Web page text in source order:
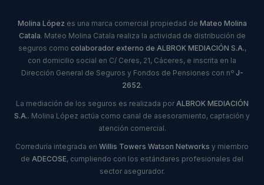
Molina López es una marca comercial propiedad de Mateo Molina
Catala. Mateo Molina Catala realiza la actividad de distribución de
seguros como colaborador externo de ALBROK MEDIACIÓN S.A.,
con domicilio social en C/ Ceres, 21, Cáceres, e inscrita en la
Dirección General de Seguros y Fondos de Pensiones con nº J-
2652.
La mediación de los seguros es realizada por ALBROK MEDIACIÓN
S.A.. Molina López actúa como canal de asesoramiento, captación y
atención comercial.
Correduría integrada en Willis Towers Watson Networks y miembro
de ADECOSE, cumpliendo con los estándares profesionales del
sector asegurador.